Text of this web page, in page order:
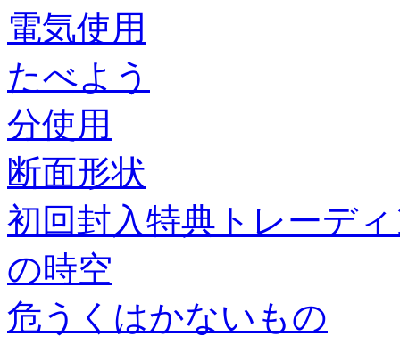
電気使用
たべよう
分使用
断面形状
初回封入特典トレーデ
の時空
危うくはかないもの